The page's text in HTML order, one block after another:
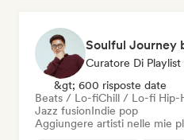
Soulful Journey
Curatore Di Playlist
&gt; 600 risposte date
Beats / Lo-fiChill / Lo-fi Hip-
Jazz fusionIndie pop
Aggiungere artisti nelle mie